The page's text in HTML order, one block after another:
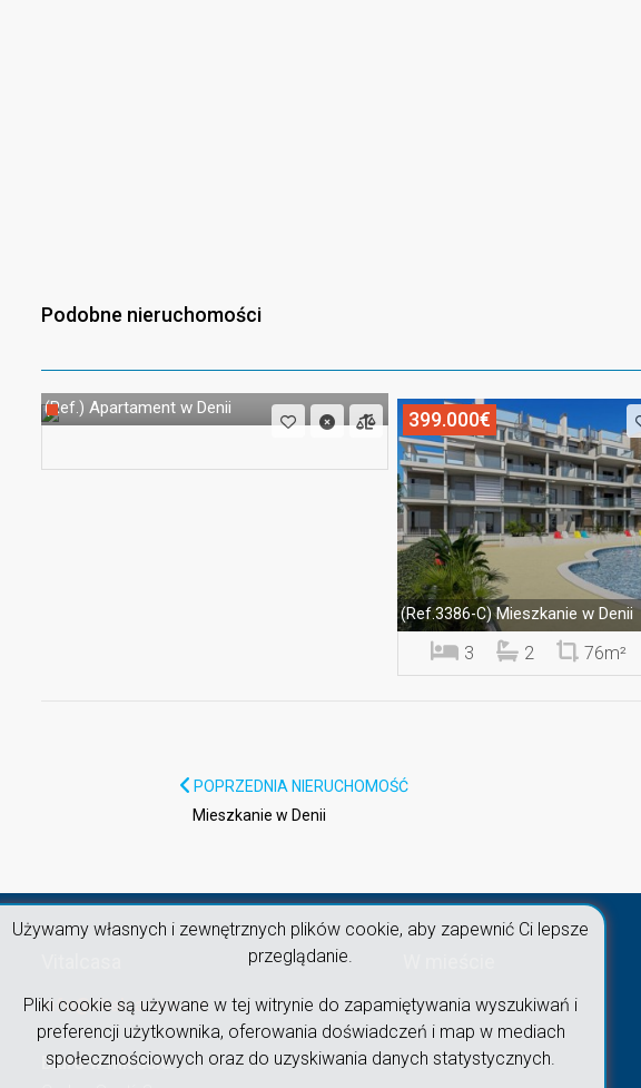
Używamy własnych i zewnętrznych plików cookie, aby zapewnić Ci lepsze
przeglądanie.
Pliki cookie są używane w tej witrynie do zapamiętywania wyszukiwań i
preferencji użytkownika, oferowania doświadczeń i map w mediach
społecznościowych oraz do uzyskiwania danych statystycznych.
Podobne nieruchomości
(Ref.) Apartament w Denii 399.000€
(Ref.3386-C)Mieszkanie w Denii
3 2 76m²
POPRZEDNIA NIERUCHOMOŚĆ
Mieszkanie w Denii
info@vitalcasa.com
Biuro w mieście: